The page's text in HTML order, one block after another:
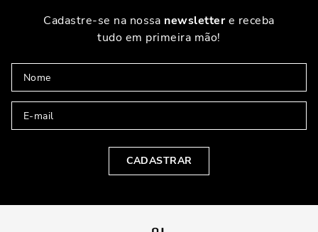
Cadastre-se na nossa newslettere receba
tudo em primeira mão!
CADASTRAR